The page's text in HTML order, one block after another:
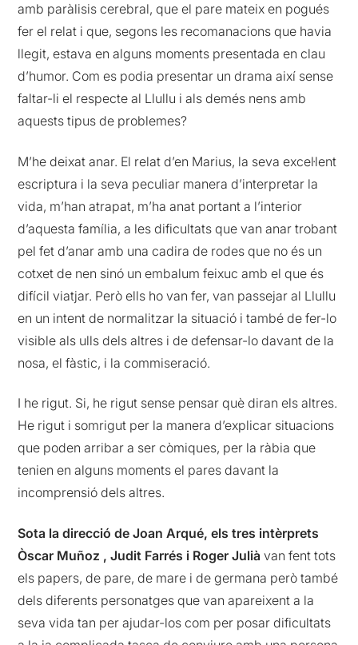
amb paràlisis cerebral, que el pare mateix en pogués
fer el relat i que, segons les recomanacions que havia
llegit, estava en alguns moments presentada en clau
d’humor. Com es podia presentar un drama així sense
faltar-li el respecte al Llullu i als demés nens amb
aquests tipus de problemes?
M’he deixat anar. El relat d’en Marius, la seva excel·lent
escriptura i la seva peculiar manera d’interpretar la
vida, m’han atrapat, m’ha anat portant a l’interior
d’aquesta família, a les dificultats que van anar trobant
pel fet d’anar amb una cadira de rodes que no és un
cotxet de nen sinó un embalum feixuc amb el que és
difícil viatjar. Però ells ho van fer, van passejar al Llullu
en un intent de normalitzar la situació i també de fer-lo
visible als ulls dels altres i de defensar-lo davant de la
nosa, el fàstic, i la commiseració.
I he rigut. Si, he rigut sense pensar què diran els altres.
He rigut i somrigut per la manera d’explicar situacions
que poden arribar a ser còmiques, per la ràbia que
tenien en alguns moments el pares davant la
incomprensió dels altres.
Sota la direcció deJoan Arqué, els tres intèrprets
Òscar Muñoz , Judit Farrés i Roger Juliàvan fent tots
els papers, de pare, de mare i de germana però també
dels diferents personatges que van apareixent a la
seva vida tan per ajudar-los com per posar dificultats